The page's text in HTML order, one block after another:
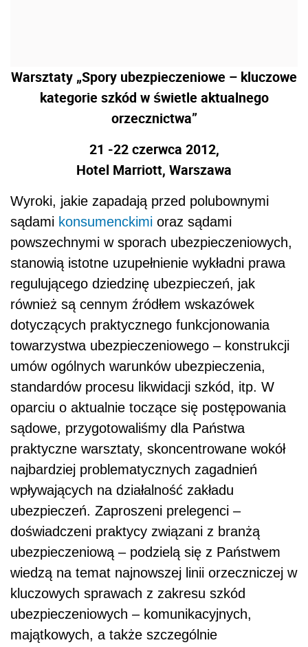
Warsztaty „Spory ubezpieczeniowe – kluczowe
kategorie szkód w świetle aktualnego
orzecznictwa”
21 -22 czerwca 2012,
Hotel Marriott, Warszawa
Wyroki, jakie zapadają przed polubownymi
sądami konsumenckimi oraz sądami
powszechnymi w sporach ubezpieczeniowych,
stanowią istotne uzupełnienie wykładni prawa
regulującego dziedzinę ubezpieczeń, jak
również są cennym źródłem wskazówek
dotyczących praktycznego funkcjonowania
towarzystwa ubezpieczeniowego – konstrukcji
umów ogólnych warunków ubezpieczenia,
standardów procesu likwidacji szkód, itp. W
oparciu o aktualnie toczące się postępowania
sądowe, przygotowaliśmy dla Państwa
praktyczne warsztaty, skoncentrowane wokół
najbardziej problematycznych zagadnień
wpływających na działalność zakładu
ubezpieczeń. Zaproszeni prelegenci –
doświadczeni praktycy związani z branżą
ubezpieczeniową – podzielą się z Państwem
wiedzą na temat najnowszej linii orzeczniczej w
kluczowych sprawach z zakresu szkód
ubezpieczeniowych – komunikacyjnych,
majątkowych, a także szczególnie